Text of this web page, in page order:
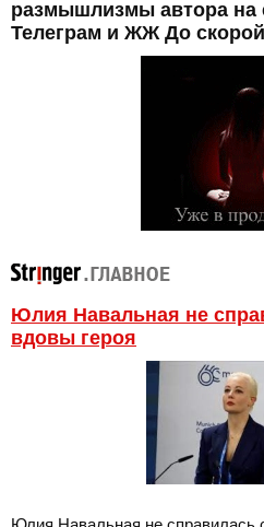
размышлизмы автора на
Телеграм и ЖЖ До
Юлия Навальная не
вдовы героя